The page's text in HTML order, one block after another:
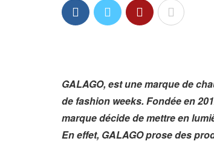
GALAGO, est une marque de
de fashion weeks. Fondée en
marque décide de mettre en
En effet, GALAGO prose des